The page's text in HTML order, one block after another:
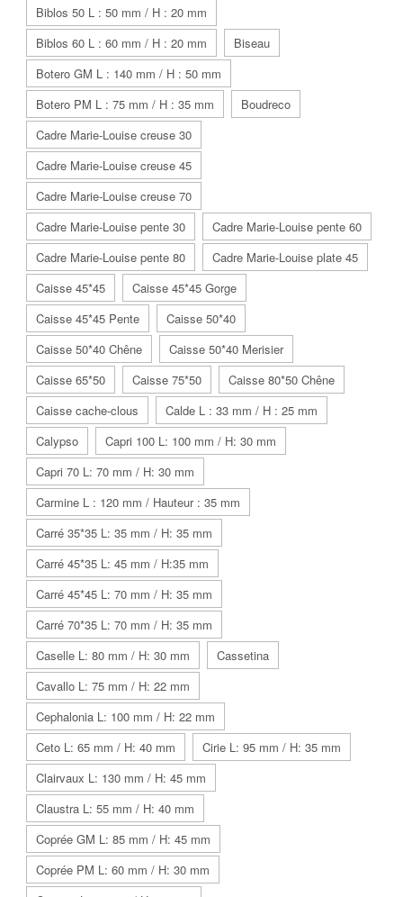
Biblos 50 L : 50 mm / H : 20 mm
Biblos 60 L : 60 mm / H : 20 mm
Biseau
Botero GM L : 140 mm / H : 50 mm
Botero PM L : 75 mm / H : 35 mm
Boudreco
Cadre Marie-Louise creuse 30
Cadre Marie-Louise creuse 45
Cadre Marie-Louise creuse 70
Cadre Marie-Louise pente 30
Cadre Marie-Louise pente 60
Cadre Marie-Louise pente 80
Cadre Marie-Louise plate 45
Caisse 45*45
Caisse 45*45 Gorge
Caisse 45*45 Pente
Caisse 50*40
Caisse 50*40 Chêne
Caisse 50*40 Merisier
Caisse 65*50
Caisse 75*50
Caisse 80*50 Chêne
Caisse cache-clous
Calde L : 33 mm / H : 25 mm
Calypso
Capri 100 L: 100 mm / H: 30 mm
Capri 70 L: 70 mm / H: 30 mm
Carmine L : 120 mm / Hauteur : 35 mm
Carré 35*35 L: 35 mm / H: 35 mm
Carré 45*35 L: 45 mm / H:35 mm
Carré 45*45 L: 70 mm / H: 35 mm
Carré 70*35 L: 70 mm / H: 35 mm
Caselle L: 80 mm / H: 30 mm
Cassetina
Cavallo L: 75 mm / H: 22 mm
Cephalonia L: 100 mm / H: 22 mm
Ceto L: 65 mm / H: 40 mm
Cirie L: 95 mm / H: 35 mm
Clairvaux L: 130 mm / H: 45 mm
Claustra L: 55 mm / H: 40 mm
Coprée GM L: 85 mm / H: 45 mm
Coprée PM L: 60 mm / H: 30 mm